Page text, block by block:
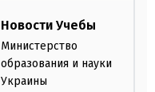
Новости Учебы
Министерство
образования и науки
Украины